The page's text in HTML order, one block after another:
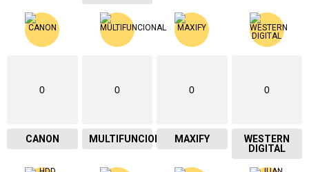
0
CANON
0
MULTIFUNCIONAL
0
MAXIFY
0
WESTERN
DIGITAL